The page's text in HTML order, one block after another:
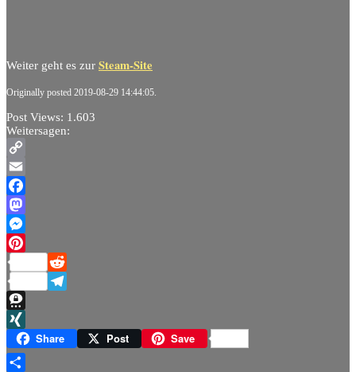
Weiter geht es zur Steam-Site
Originally posted 2019-08-29 14:44:05.
Post Views: 1.603
Weitersagen:
Copy
Link
Email
Facebook
Mastodon
Messenger
Pinterest
Reddit
Telegram
Threema
XINGShare Post Save